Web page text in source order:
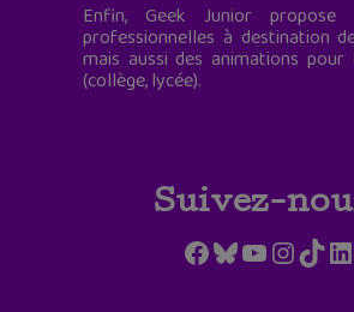
Enfin, Geek Junior propose
professionnelles à destination
mais aussi des animations
(collège, lycée).
Suivez-
Facebook
Bluesky
YouTube
TikTok